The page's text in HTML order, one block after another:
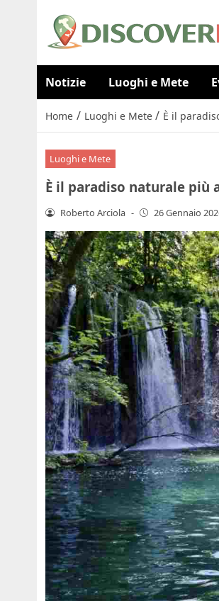
Notizie Luoghi e Mete
Home / Luoghi e Mete / È il
Luoghi e Mete
È il paradiso naturale più
Roberto Arciola - 26 Gennaio